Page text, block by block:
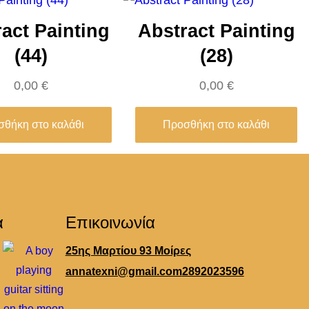
Painting
(44)
0,00 €
στο καλάθι
Abstract Painting
(28)
0,00 €
Προσθήκη στο καλάθι
Επικοινωνία
25ης Μαρτίου 93 Μοίρες
annatexni@gmail.com2892023596